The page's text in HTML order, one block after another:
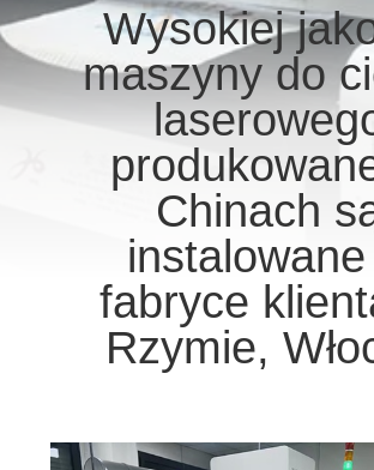
KONTROLA
JAKOŚCI
SKONTAKTUJ
NOWOŚCI
TERAZ.
All
Rights
Reserved.
Wysokiej
maszyny do
Chinach
fabryce
Rzymie,